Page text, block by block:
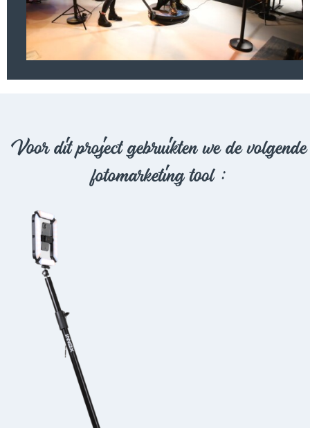
Voor dit project gebruikten we de volgende
fotomarketing tool :